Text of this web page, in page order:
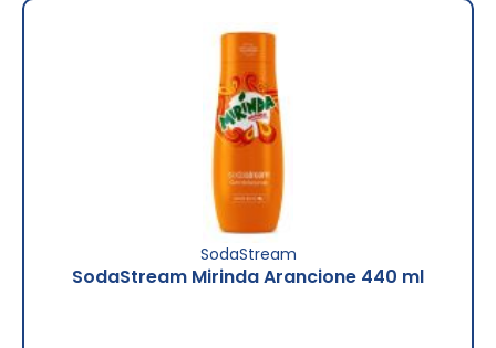
SodaStream
SodaStream Mirinda Arancione 440 ml